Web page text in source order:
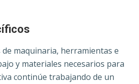
maquinaria, herramientas e
y materiales necesarios para
continúe trabajando de un